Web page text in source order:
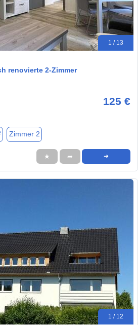
1 / 13
renovierte 2-Zimmer
125 €
Zimmer 2
★ ➦ ➜
1 / 12